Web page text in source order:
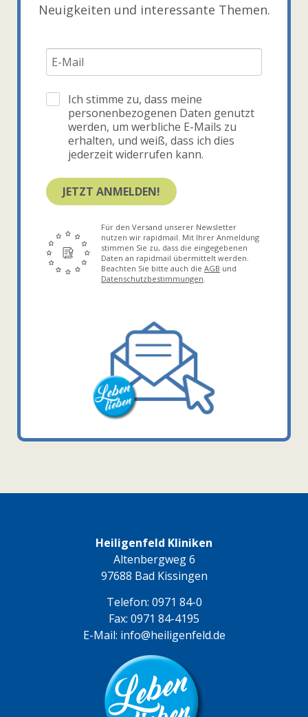
Neuigkeiten und interessante Themen.
Ich stimme zu, dass meine
personenbezogenen Daten genutzt
werden, um werbliche E-Mails zu
erhalten, und weiß, dass ich dies
jederzeit widerrufen kann.
JETZT ANMELDEN!
Für den Versand unserer Newsletter
nutzen wir rapidmail. Mit Ihrer Anmeldung
stimmen Sie zu, dass die eingegebenen
Daten an rapidmail übermittelt werden.
Beachten Sie bitte auch die AGB und
Datenschutzbestimmungen
Heiligenfeld Kliniken
Altenbergweg 6
97688 Bad Kissingen
Telefon: 0971 84-0
Fax: 0971 84-4195
E-Mail: info@heiligenfeld.de